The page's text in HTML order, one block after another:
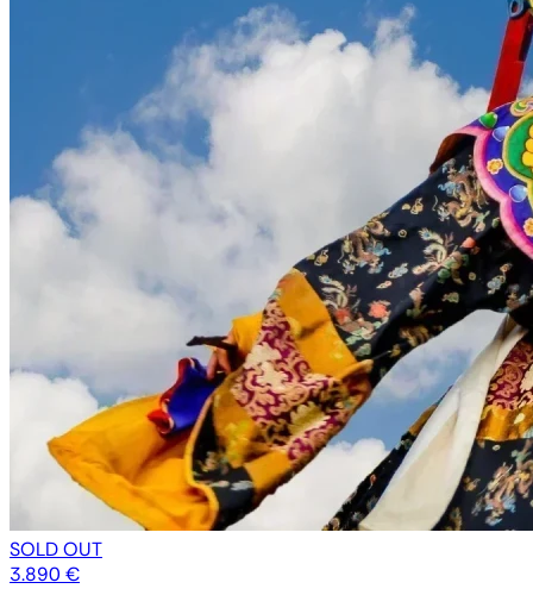
SOLD OUT
3.890 €